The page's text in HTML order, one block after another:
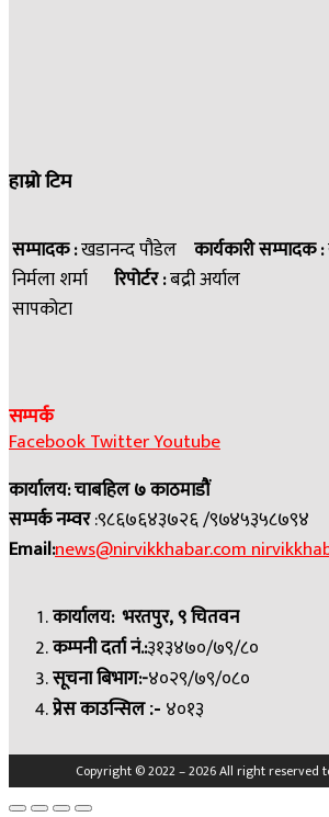
हाम्रो टिम
सम्पादक :खडानन्द पौडेल कार्यकारी सम्पादक :
निर्मला शर्मा रिपोर्टर :बद्री अर्याल
सापकोटा
सम्पर्क
FacebookTwitterYoutube
कार्यालय: चाबहिल ७ काठमाडौं
सम्पर्क नम्वर:९८६७६४३७२६ /९७४५३५८७९४
Email:news@nirvikkhabar.com
कार्यालय: भरतपुर, ९ चितवन
कम्पनी दर्ता नं.:३१३४७०/७९/८०
सूचना बिभाग:-४०२९/७९/०८०
प्रेस काउन्सिल:- ४०१३
Copyright © 2022 – 2026 All right reserved